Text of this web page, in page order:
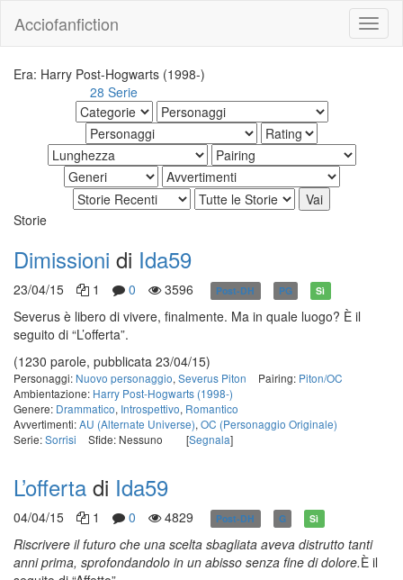
Acciofanfiction
Era: Harry Post-Hogwarts (1998-)
28 Serie
Storie
Dimissioni di Ida59
23/04/15 1 0 3596 Post-DH PG Sì
Severus è libero di vivere, finalmente. Ma in quale luogo? È il
seguito di “L’offerta”.
(1230 parole, pubblicata 23/04/15)
Personaggi: Nuovo personaggio, Severus Piton Pairing: Piton/OC
Ambientazione: Harry Post-Hogwarts (1998-)
Genere: Drammatico, Introspettivo, Romantico
Avvertimenti:AU (Alternate Universe), OC (Personaggio Originale)
Serie:Sorrisi Sfide: Nessuno [Segnala]
L’offerta di Ida59
04/04/15 1 0 4829 Post-DH G Sì
Riscrivere il futuro che una scelta sbagliata aveva distrutto tanti
anni prima, sprofondandolo in un abisso senza fine di dolore.È il